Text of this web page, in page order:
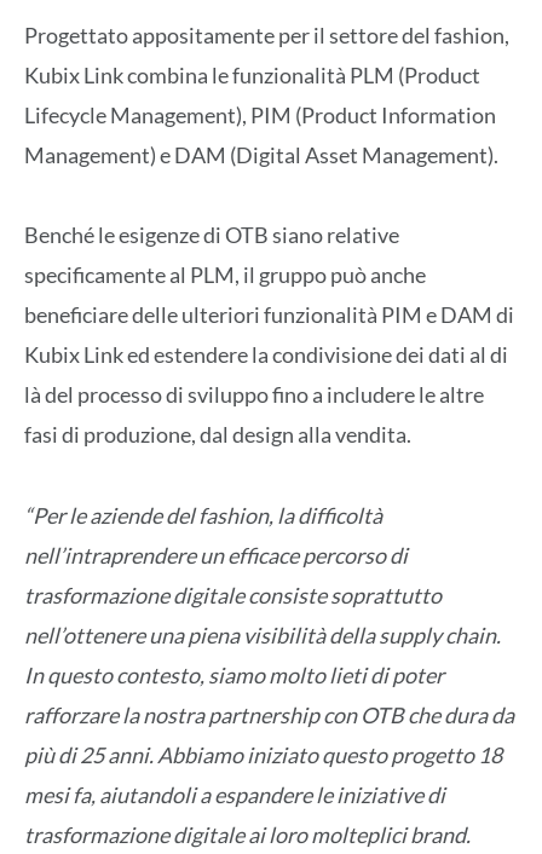
Progettato appositamente per il settore del fashion,
Kubix Link combina le funzionalità PLM (Product
Lifecycle Management), PIM (Product Information
Management) e DAM (Digital Asset Management).
Benché le esigenze di OTB siano relative
specificamente al PLM, il gruppo può anche
beneficiare delle ulteriori funzionalità PIM e DAM di
Kubix Link ed estendere la condivisione dei dati al di
là del processo di sviluppo fino a includere le altre
fasi di produzione, dal design alla vendita.
“Per le aziende del fashion, la difficoltà
nell’intraprendere un efficace percorso di
trasformazione digitale consiste soprattutto
nell’ottenere una piena visibilità della supply chain.
In questo contesto, siamo molto lieti di poter
rafforzare la nostra partnership con OTB che dura da
più di 25 anni. Abbiamo iniziato questo progetto 18
mesi fa, aiutandoli a espandere le iniziative di
trasformazione digitale ai loro molteplici brand.